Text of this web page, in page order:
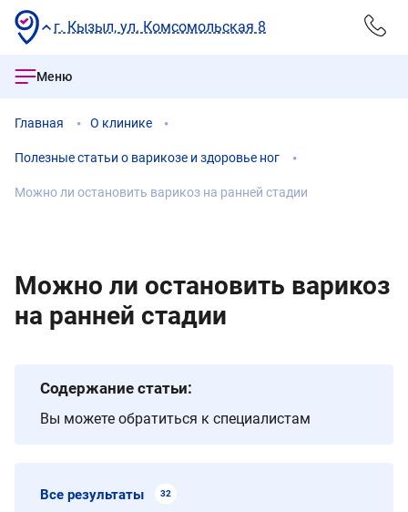
г. Кызыл, ул. Комсомольская 8
Меню
Главная О клинике
Полезные статьи о варикозе и здоровье ног
Можно ли остановить варикоз на ранней стадии
Можно ли остановить варикоз
на ранней стадии
Содержание статьи:
Вы можете обратиться к специалистам
Все результаты 32